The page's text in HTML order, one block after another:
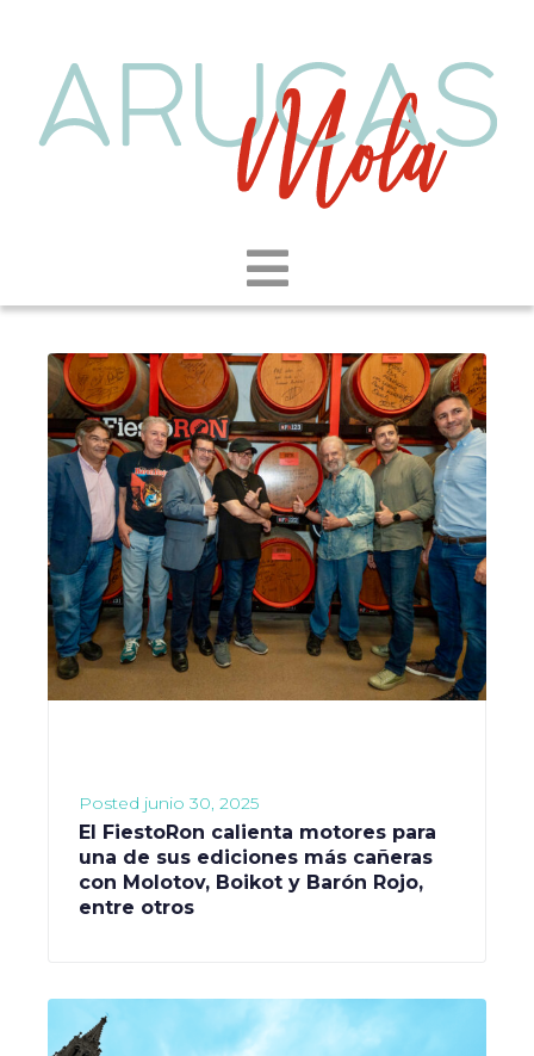
Posted junio 30, 2025
El FiestoRon calienta motores para
una de sus ediciones más cañeras
con Molotov, Boikot y Barón Rojo,
entre otros